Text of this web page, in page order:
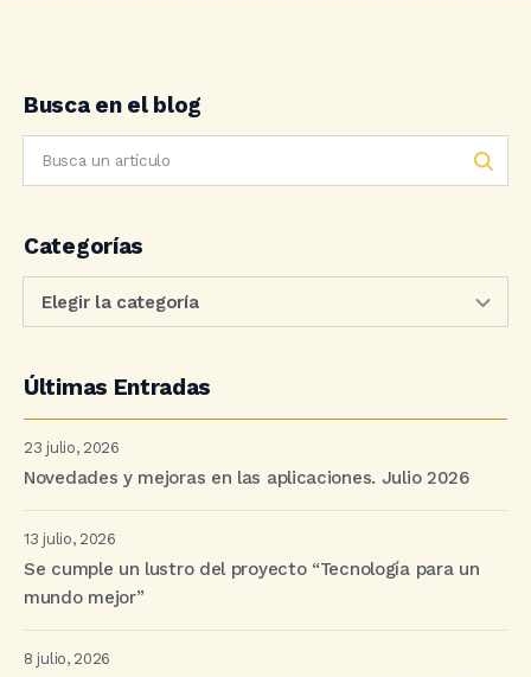
Busca en el blog
Categorías
Últimas Entradas
23 julio, 2026
Novedades y mejoras en las aplicaciones. Julio 2026
13 julio, 2026
Se cumple un lustro del proyecto “Tecnología para un
mundo mejor”
8 julio, 2026